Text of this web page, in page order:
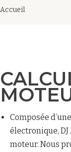
Accueil
Composée
électronique,
moteur. Nous